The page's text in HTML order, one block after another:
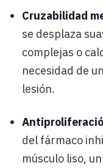
Cruzabilidad
se desplaza
complejas o
necesidad de
lesión.
del fármaco
músculo liso,